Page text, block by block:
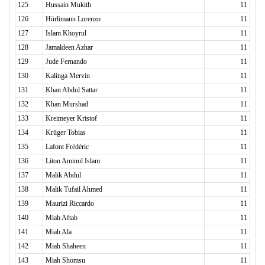
125
Hussain Mukith
11
126
Hürlimann Lorenzo
11
127
Islam Khoyrul
11
128
Jamaldeen Azhar
11
129
Jude Fernando
11
130
Kalinga Mervin
11
131
Khan Abdul Sattar
11
132
Khan Murshad
11
133
Kreimeyer Kristof
11
134
Krüger Tobias
11
135
Lafont Frédéric
11
136
Liton Aminul Islam
11
137
Malik Abdul
11
138
Malik Tufail Ahmed
11
139
Maurizi Riccardo
11
140
Miah Aftab
11
141
Miah Ala
11
142
Miah Shaheen
11
143
Miah Shomsu
11